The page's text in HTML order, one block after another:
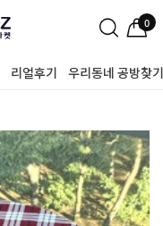
0
리얼후기 우리동네 공방찾기